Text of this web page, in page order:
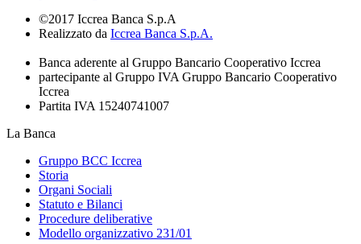
©2017 Iccrea Banca S.p.A
Realizzato da Iccrea Banca S.p.A.
Banca aderente al Gruppo Bancario Cooperativo Iccrea
partecipante al Gruppo IVA Gruppo Bancario Cooperativo
Iccrea
Partita IVA 15240741007
La Banca
Gruppo BCC Iccrea
Storia
Organi Sociali
Statuto e Bilanci
Procedure deliberative
Modello organizzativo 231/01